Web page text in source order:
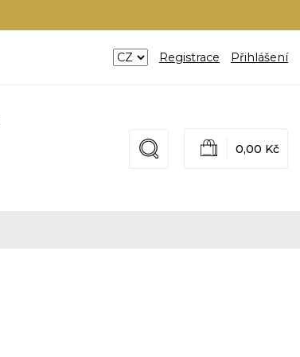
Registrace Přihlášení
0,00 Kč